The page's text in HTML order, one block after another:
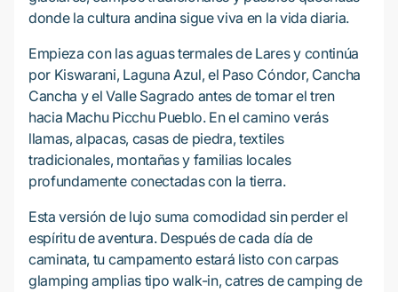
donde la cultura andina sigue viva en la vida diaria.
Empieza con las aguas termales de Lares y continúa
por Kiswarani, Laguna Azul, el Paso Cóndor, Cancha
Cancha y el Valle Sagrado antes de tomar el tren
hacia Machu Picchu Pueblo. En el camino verás
llamas, alpacas, casas de piedra, textiles
tradicionales, montañas y familias locales
profundamente conectadas con la tierra.
Esta versión de lujo suma comodidad sin perder el
espíritu de aventura. Después de cada día de
caminata, tu campamento estará listo con carpas
glamping amplias tipo walk-in, catres de camping de